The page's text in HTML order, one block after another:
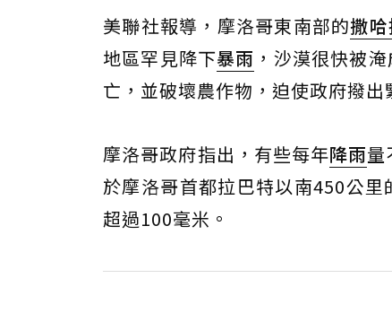
美聯社報導，摩洛哥東南部的撒
地區罕見降下暴雨 ，沙漠很快被
亡，並破壞農作物，迫使政府撥出
摩洛哥政府指出，有些每年降雨量
於摩洛哥首都拉巴特以南450公
超過100毫米。